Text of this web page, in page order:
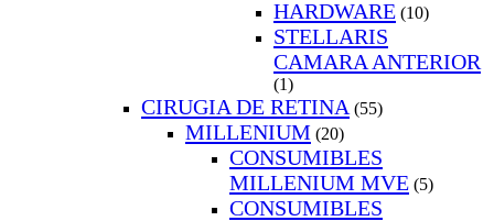
HARDWARE (10)
STELLARIS
CAMARA ANTERIOR
(1)
CIRUGIA DE RETINA (55)
MILLENIUM (20)
CONSUMIBLES
MILLENIUM MVE (5)
CONSUMIBLES